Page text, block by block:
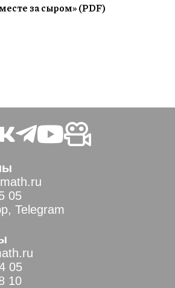
за сыром» (PDF)
05
Telegram
05
10